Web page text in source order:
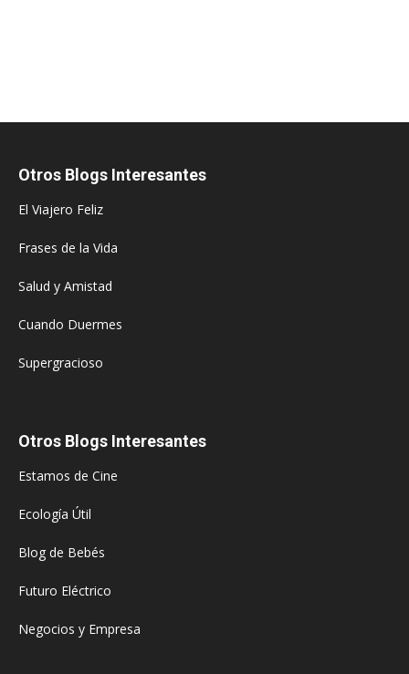
Otros Blogs Interesantes
El Viajero Feliz
Frases de la Vida
Salud y Amistad
Cuando Duermes
Supergracioso
Otros Blogs Interesantes
Estamos de Cine
Ecología Útil
Blog de Bebés
Futuro Eléctrico
Negocios y Empresa